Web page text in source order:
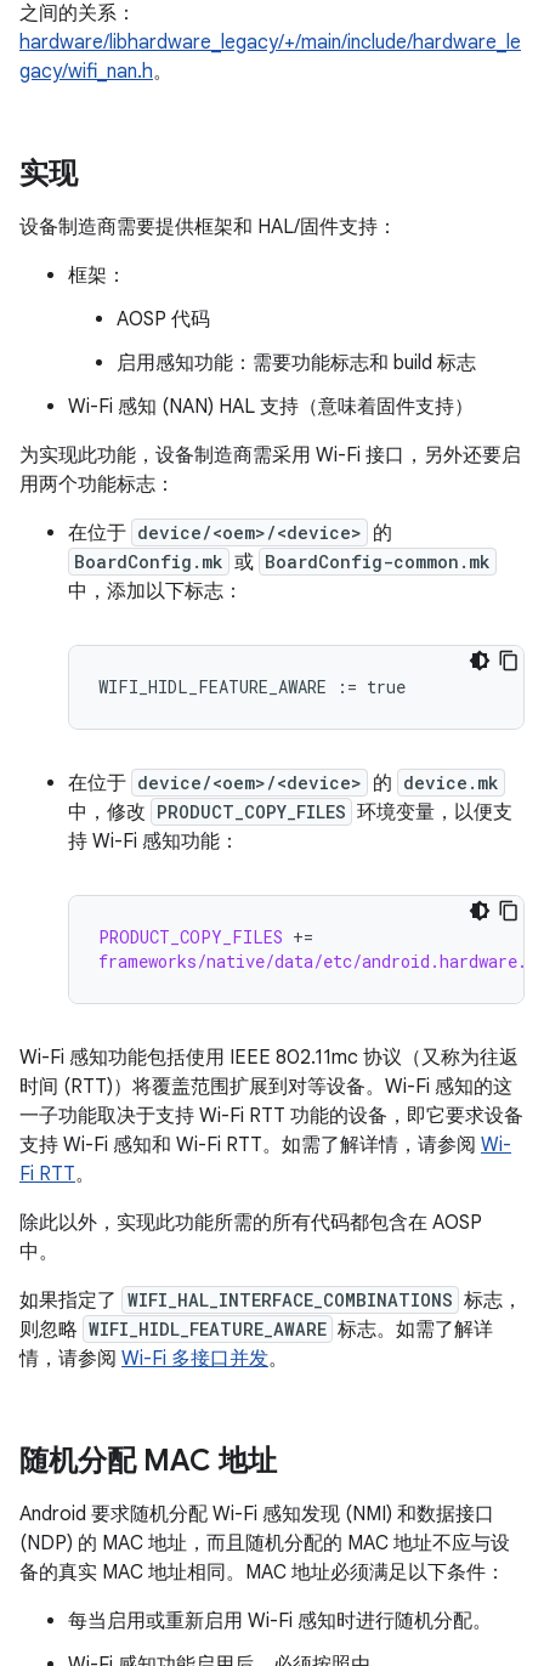
之间的关系：
hardware/libhardware_legacy/+/main/include/hardware_le
gacy/wifi_nan.h。
实现
设备制造商需要提供框架和 HAL/固件支持：
框架：
AOSP 代码
启用感知功能：需要功能标志和 build 标志
Wi-Fi 感知 (NAN) HAL 支持（意味着固件支持）
为实现此功能，设备制造商需采用 Wi-Fi 接口，另外还要启
用两个功能标志：
在位于 device/<oem>/<device> 的
BoardConfig.mk 或 BoardConfig-common.mk
中，添加以下标志：
WIFI_HIDL_FEATURE_AWARE := true
在位于 device/<oem>/<device> 的 device.mk
中，修改 PRODUCT_COPY_FILES 环境变量，以便支
持 Wi-Fi 感知功能：
PRODUCT_COPY_FILES +=
frameworks/native/data/etc/
Wi-Fi 感知功能包括使用 IEEE 802.11mc 协议（又称为往返
时间 (RTT)）将覆盖范围扩展到对等设备。Wi-Fi 感知的这
一子功能取决于支持 Wi-Fi RTT 功能的设备，即它要求设备
支持 Wi-Fi 感知和 Wi-Fi RTT。如需了解详情，请参阅 Wi-
Fi RTT。
除此以外，实现此功能所需的所有代码都包含在 AOSP
中。
如果指定了 WIFI_HAL_INTERFACE_COMBINATIONS 标志，
则忽略 WIFI_HIDL_FEATURE_AWARE 标志。如需了解详
情，请参阅 Wi-Fi 多接口并发。
随机分配 MAC 地址
Android 要求随机分配 Wi-Fi 感知发现 (NMI) 和数据接口
(NDP) 的 MAC 地址，而且随机分配的 MAC 地址不应与设
备的真实 MAC 地址相同。MAC 地址必须满足以下条件：
每当启用或重新启用 Wi-Fi 感知时进行随机分配。